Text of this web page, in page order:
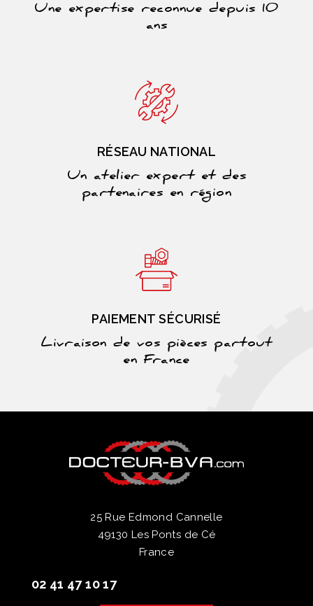
Une expertise reconnue depuis 10
ans
RÉSEAU NATIONAL
Un atelier expert et des
partenaires en région
PAIEMENT SÉCURISÉ
Livraison de vos pièces partout
en France
25 Rue Edmond Cannelle
49130 Les Ponts de Cé
France
02 41 47 10 17